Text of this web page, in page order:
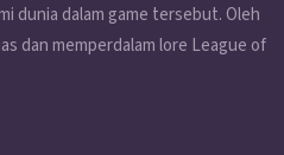
dunia dalam game tersebut. Oleh
dan memperdalam lore League of